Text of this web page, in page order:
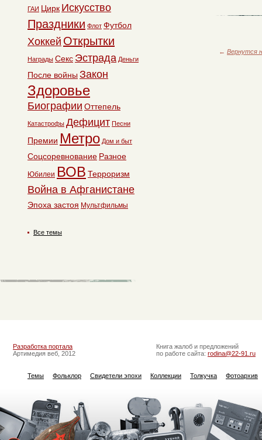
← Вернутся
ГАИ Цирк Искусство
Праздники Флот Футбол
Хоккей Открытки
Награды Секс Эстрада Деньги
После войны Закон
Здоровье
Биографии Оттепель
Катастрофы Дефицит Песни
Премии Метро Дом и быт
Соцсоревнование Разное
Юбилеи ВОВ Терроризм
Война в Афганистане
Эпоха застоя Мультфильмы
Все темы
Разработка портала
Артимедия веб, 2012
Книга жалоб и предложений
по работе сайта: rodina@22-91.ru
Темы Фольклор Свидетели эпохи Коллекции Толкучка Фотоархив